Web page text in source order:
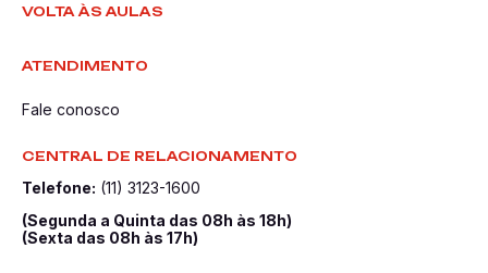
VOLTA ÀS AULAS
ATENDIMENTO
Fale conosco
CENTRAL DE RELACIONAMENTO
Telefone: (11) 3123-1600
(Segunda a Quinta das 08h às 18h)
(Sexta das 08h às 17h)